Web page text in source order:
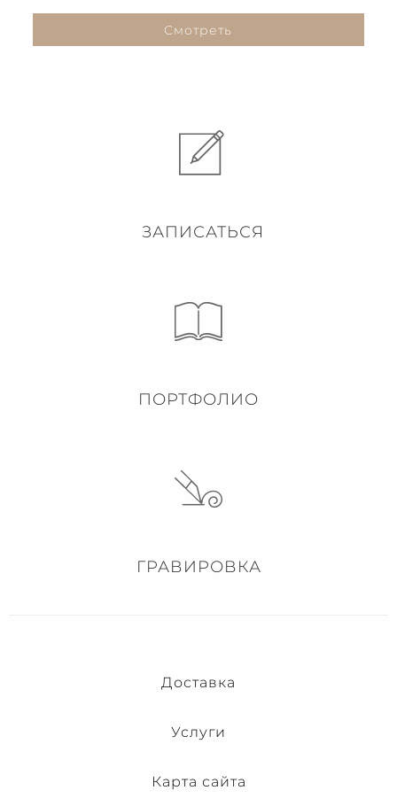
Смотреть
ЗАПИСАТЬСЯ
ПОРТФОЛИО
ГРАВИРОВКА
Доставка
Услуги
Карта сайта